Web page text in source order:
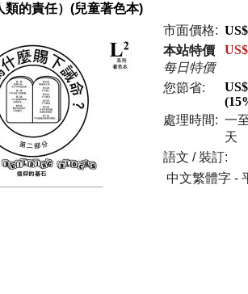
類的責任）(兒童著色本)
市面價格:
本站特價
每日特價
您節省:
處理時間: 一
天
語文 / 裝訂:
中文繁體字 -